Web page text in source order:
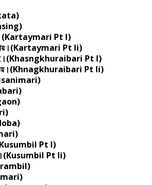
আই।(Kartaymari Pt I)
দ্বিতীয়।(Kartaymari Pt Ii)
আই।(Khasngkhuraibari Pt I)
Pt Ii)
Pt I)
Pt Ii)